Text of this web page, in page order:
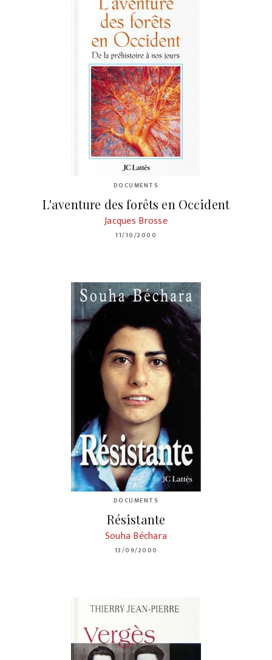
DOCUMENTS
L'aventure des forêts en Occident
Jacques Brosse
11/10/2000
DOCUMENTS
Résistante
Souha Béchara
13/09/2000